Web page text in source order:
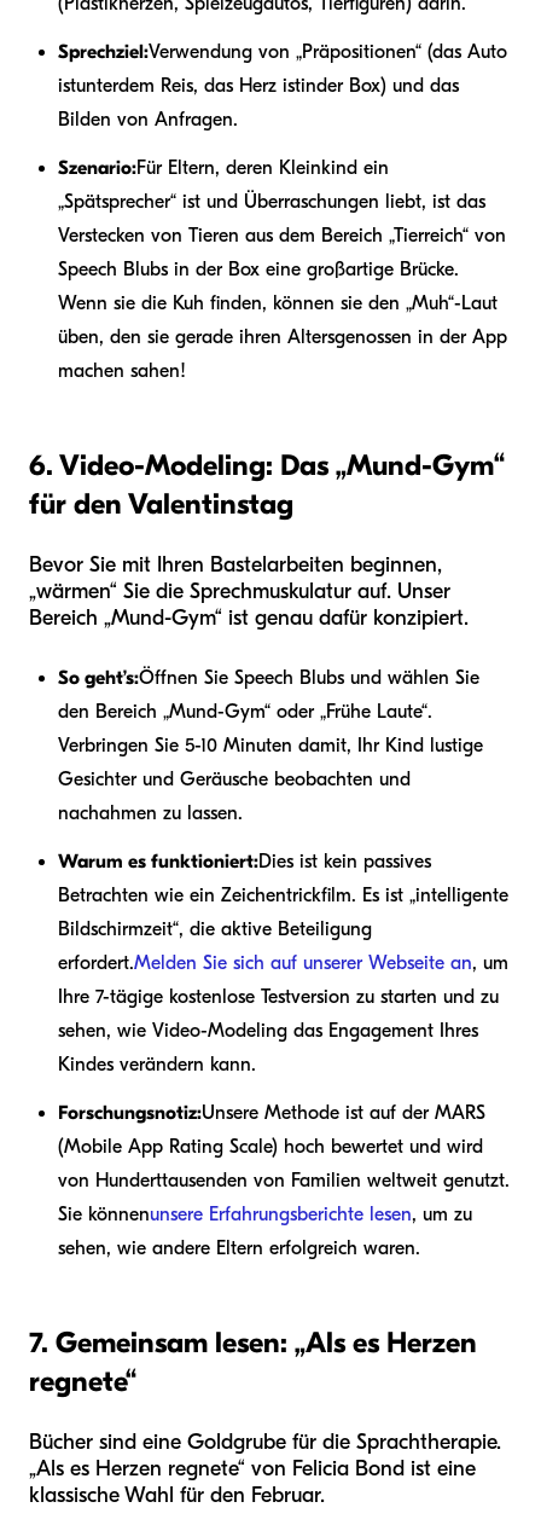
Sprechziel:Verwendung von „Präpositionen“ (das Auto
istunterdem Reis, das Herz istinder Box) und das
Bilden von Anfragen.
Szenario:Für Eltern, deren Kleinkind ein
„Spätsprecher“ ist und Überraschungen liebt, ist das
Verstecken von Tieren aus dem Bereich „Tierreich“ von
Speech Blubs in der Box eine großartige Brücke.
Wenn sie die Kuh finden, können sie den „Muh“-Laut
üben, den sie gerade ihren Altersgenossen in der App
machen sahen!
6. Video-Modeling: Das „Mund-Gym“
für den Valentinstag
Bevor Sie mit Ihren Bastelarbeiten beginnen,
„wärmen“ Sie die Sprechmuskulatur auf. Unser
Bereich „Mund-Gym“ ist genau dafür konzipiert.
So geht’s:Öffnen Sie Speech Blubs und wählen Sie
den Bereich „Mund-Gym“ oder „Frühe Laute“.
Verbringen Sie 5-10 Minuten damit, Ihr Kind lustige
Gesichter und Geräusche beobachten und
nachahmen zu lassen.
Warum es funktioniert:Dies ist kein passives
Betrachten wie ein Zeichentrickfilm. Es ist „intelligente
Bildschirmzeit“, die aktive Beteiligung
erfordert.Melden Sie sich auf unserer Webseite an, um
Ihre 7-tägige kostenlose Testversion zu starten und zu
sehen, wie Video-Modeling das Engagement Ihres
Kindes verändern kann.
Forschungsnotiz:Unsere Methode ist auf der MARS
(Mobile App Rating Scale) hoch bewertet und wird
von Hunderttausenden von Familien weltweit genutzt.
Sie könnenunsere Erfahrungsberichte lesen, um zu
sehen, wie andere Eltern erfolgreich waren.
7. Gemeinsam lesen: „Als es Herzen
regnete“
Bücher sind eine Goldgrube für die Sprachtherapie.
„Als es Herzen regnete“ von Felicia Bond ist eine
klassische Wahl für den Februar.